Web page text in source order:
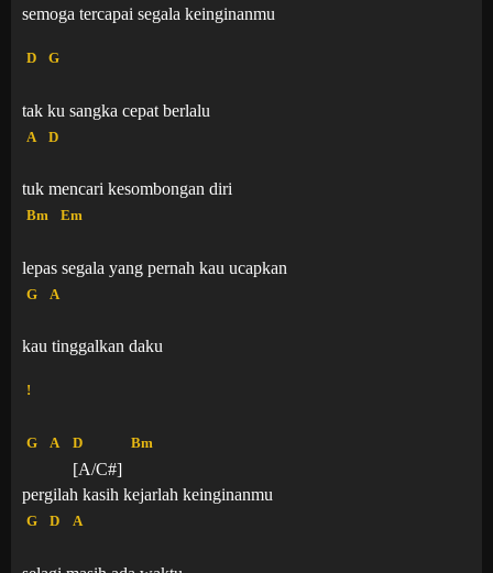
semoga tercapai segala keinginanmu
D G
tak ku sangka cepat berlalu
A D
tuk mencari kesombongan diri
Bm Em
lepas segala yang pernah kau ucapkan
G A
kau tinggalkan daku
!
G A D
[A/C#]
Bm
pergilah kasih kejarlah keinginanmu
G D A